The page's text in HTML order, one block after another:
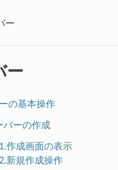
ー
ー
の基本操作
バーの作成
1.作成画面の表示
2.新規作成操作